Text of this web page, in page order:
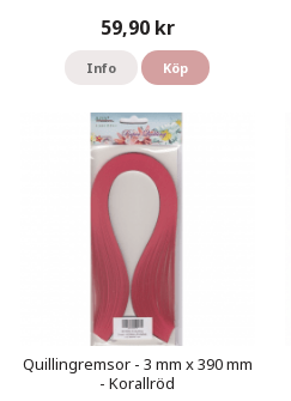
59,90 kr
Info Köp
Quillingremsor - 3 mm x 390 mm
- Korallröd